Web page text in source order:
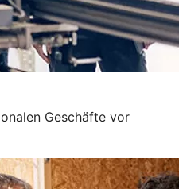
Geschäfte vor